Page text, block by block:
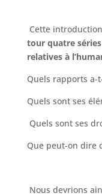
Cette
tour quatre
relatives à
Quels rapports a-
Quels sont ses
Quels sont ses
Que peut-on dire
Nous devrions